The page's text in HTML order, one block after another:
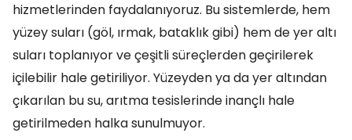
hizmetlerinden faydalanıyoruz. Bu sistemlerde, hem
yüzey suları (göl, ırmak, bataklık gibi) hem de yer altı
suları toplanıyor ve çeşitli süreçlerden geçirilerek
içilebilir hale getiriliyor. Yüzeyden ya da yer altından
çıkarılan bu su, arıtma tesislerinde inançlı hale
getirilmeden halka sunulmuyor.